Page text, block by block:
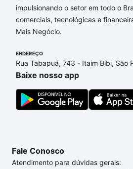
impulsionando o setor em todo o
comerciais, tecnológicas e
Mais Negócio.
ENDEREÇO
Rua Tabapuã, 743 - Itaim Bibi, São
Baixe nosso app
Fale Conosco
Atendimento para dúvidas gerais: